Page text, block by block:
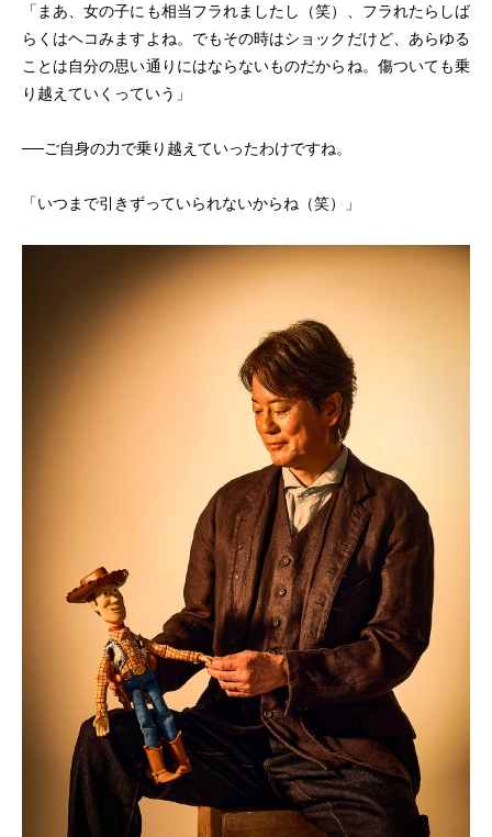
「まあ、女の子にも相当フラれましたし（笑）、フラれたらしば
らくはヘコみますよね。でもその時はショックだけど、あらゆる
ことは自分の思い通りにはならないものだからね。傷ついても乗
り越えていくっていう」
──ご自身の力で乗り越えていったわけですね。
「いつまで引きずっていられないからね（笑）」